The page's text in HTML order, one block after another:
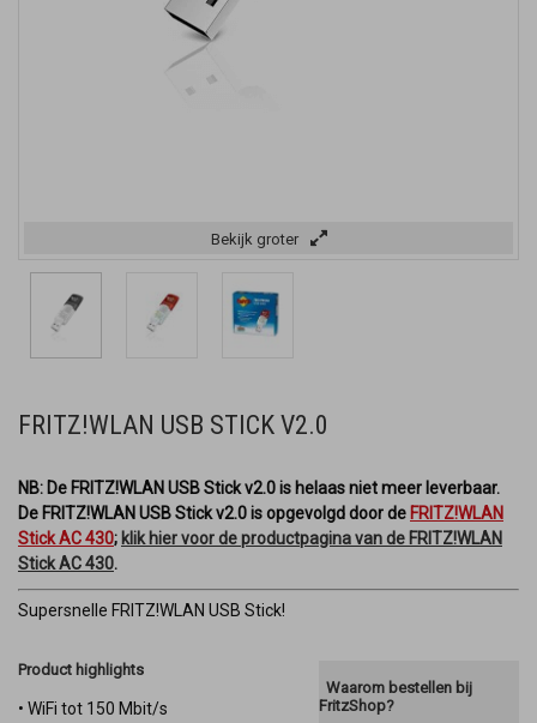
Bekijk groter
FRITZ!WLAN USB STICK V2.0
NB: De FRITZ!WLAN USB Stick v2.0 is helaas niet meer leverbaar.
De FRITZ!WLAN USB Stick v2.0 is opgevolgd door de FRITZ!WLAN
Stick AC 430; klik hier voor de productpagina van de FRITZ!WLAN
Stick AC 430.
Supersnelle FRITZ!WLAN USB Stick!
Product highlights
• WiFi tot 150 Mbit/s
Waarom bestellen bij
FritzShop?